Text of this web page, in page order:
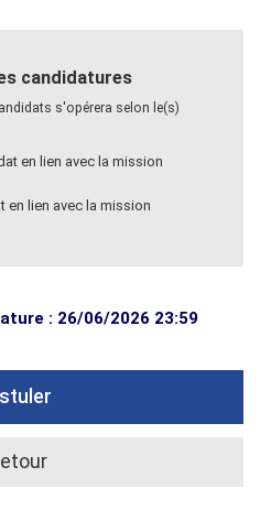
candidatures
s'opérera selon le(s)
en lien avec la mission
en lien avec la mission
: 26/06/2026 23:59